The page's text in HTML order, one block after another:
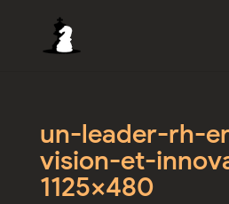
un-leader-rh-
vision-et-
1125×480